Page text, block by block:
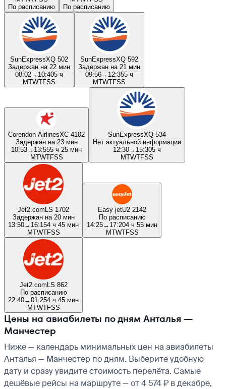
По расписанию
По расписанию
SunExpressXQ 502
Задержан на 22 мин
08:02→ 10:405 ч
MTWTFSS
SunExpressXQ 592
Задержан на 21 мин
09:56→ 12:355 ч
MTWTFSS
Corendon AirlinesXC 4102
Задержан на 23 мин
10:53→ 13:555 ч 25 мин
MTWTFSS
SunExpressXQ 534
Нет актуальной информации
12:30→ 15:305 ч
MTWTFSS
Jet2.comLS 1702
Задержан на 20 мин
13:50→ 16:154 ч 45 мин
MTWTFSS
Easy jetU2 2142
По расписанию
14:25→ 17:204 ч 55 мин
MTWTFSS
Jet2.comLS 862
По расписанию
22:40→01:254 ч 45 мин
MTWTFSS
Цены на авиабилеты по дням Анталья —
Манчестер
Ниже — календарь минимальных цен на авиабилеты
Анталья — Манчестер по дням. Выберите удобную
дату и сразу увидите стоимость перелёта. Самые
дешёвые рейсы на маршруте — от 4 574 ₽ в декабре,